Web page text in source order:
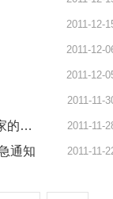
2011-12-
2011-12-
2011-12-
2011-11-
关于建立学校设备招投标专家库及征集专家的通知 2011-11-
通知 2011-11-